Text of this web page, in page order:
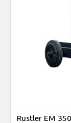
Rustler EM